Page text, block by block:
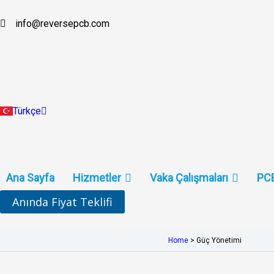
atla
info@reversepcb.com
Türkçe
English
Indonesia
Ana Sayfa Hizmetler Vaka Çalışmaları
Anında Fiyat Teklifi
Home >Güç Yönetimi